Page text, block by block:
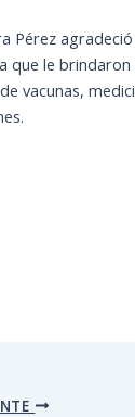
Pérez
que le brindaron
vacunas,